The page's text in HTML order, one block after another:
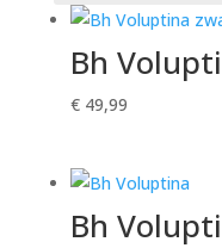
Bh
€49,99
Bh